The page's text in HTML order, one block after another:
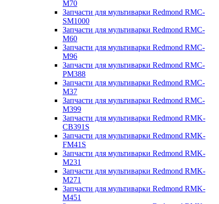
M70
Запчасти для мультиварки Redmond RMC-
SM1000
Запчасти для мультиварки Redmond RMC-
M60
Запчасти для мультиварки Redmond RMC-
M96
Запчасти для мультиварки Redmond RMC-
PM388
Запчасти для мультиварки Redmond RMC-
M37
Запчасти для мультиварки Redmond RMC-
M399
Запчасти для мультиварки Redmond RMK-
CB391S
Запчасти для мультиварки Redmond RMK-
FM41S
Запчасти для мультиварки Redmond RMK-
M231
Запчасти для мультиварки Redmond RMK-
M271
Запчасти для мультиварки Redmond RMK-
M451